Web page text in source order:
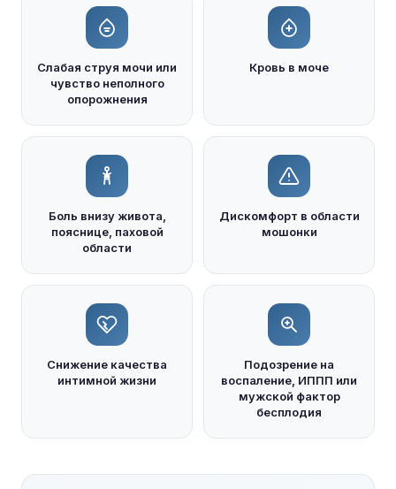
Слабая струя мочи или
чувство неполного
опорожнения
Кровь в моче
Боль внизу живота,
пояснице, паховой
области
Дискомфорт в области
мошонки
Снижение качества
интимной жизни
Подозрение на
воспаление, ИППП или
мужской фактор
бесплодия